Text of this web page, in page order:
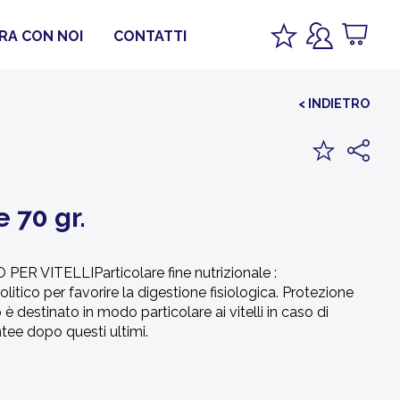
CON NOI CONTATTI
< INDIETRO
70 gr.
PER VITELLIParticolare fine nutrizionale :
per favorire la digestione fisiologica. Protezione
destinato in modo particolare ai vitelli in caso di
dopo questi ultimi.